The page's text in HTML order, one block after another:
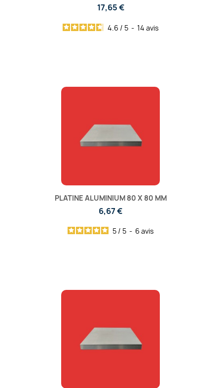
17,65 €
4.6 / 5 - 14 avis
PLATINE ALUMINIUM 80 X 80 MM
6,67 €
5 / 5 - 6 avis